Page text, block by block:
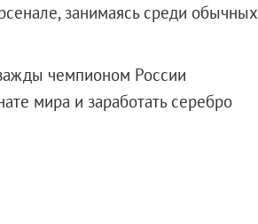
занимаясь среди обычных
чемпионом России
мира и заработать серебро